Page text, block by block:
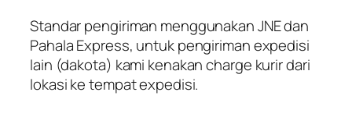
Standar pengiriman menggunakan JNE dan
Pahala Express, untuk pengiriman expedisi
lain (dakota) kami kenakan charge kurir dari
lokasi ke tempat expedisi.